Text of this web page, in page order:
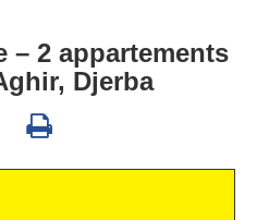
– 2 appartements
Djerba